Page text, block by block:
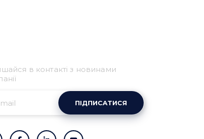
в контакті з новинами
ПІДПИСАТИСЯ
Ми зазвичай відповідаємо дуже швидко
Надіслати повідомлення